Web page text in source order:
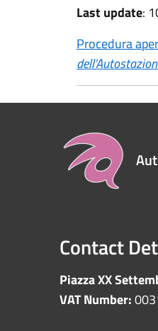
Last update:
Procedura
Contact
Piazza XX
VAT Number: